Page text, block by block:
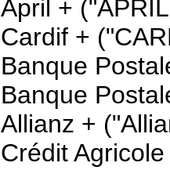
April +
Cardif +
Banque
Banque
Allianz +
Crédit